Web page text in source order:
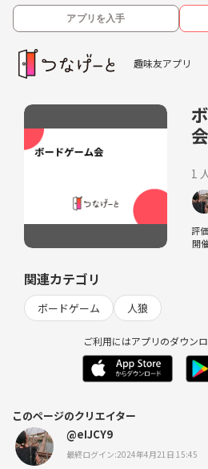
アプリを入手
趣味友アプリ
会
1
評価
開
関連カテゴリ
ボードゲーム 人狼
ご利用にはアプリのダウン
このページのクリエイター
@eIJCY9
最終ログイン:2024年4月21日 15:45